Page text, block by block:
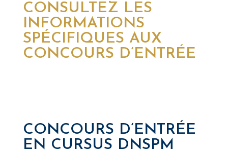
CONSULTEZ LES
INFORMATIONS
SPÉCIFIQUES AUX
CONCOURS D’ENTRÉE
CONCOURS D’ENTRÉE
EN CURSUS DNSPM